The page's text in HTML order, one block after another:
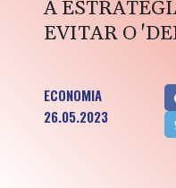
A
EVITAR O
ECONOMIA
26.05.2023